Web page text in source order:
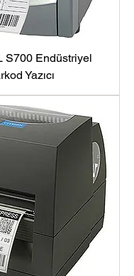
S700 Endüstriyel
Yazıcı